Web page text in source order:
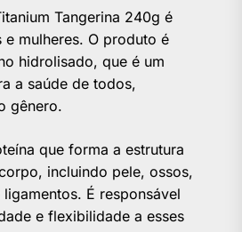
Tangerina 240g é
mulheres. O produto é
hidrolisado, que é um
a saúde de todos,
gênero.
que forma a estrutura
incluindo pele, ossos,
É responsável
e flexibilidade a esses